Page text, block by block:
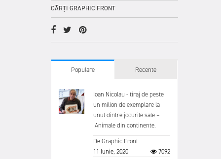
CĂRȚI GRAPHIC FRONT
Populare Recente
Ioan Nicolau - tiraj de peste
un milion de exemplare la
unul dintre jocurile sale –
Animale din continente.
DeGraphic Front
11 Iunie, 2020
7092